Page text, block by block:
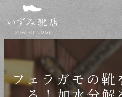
フェラガモの